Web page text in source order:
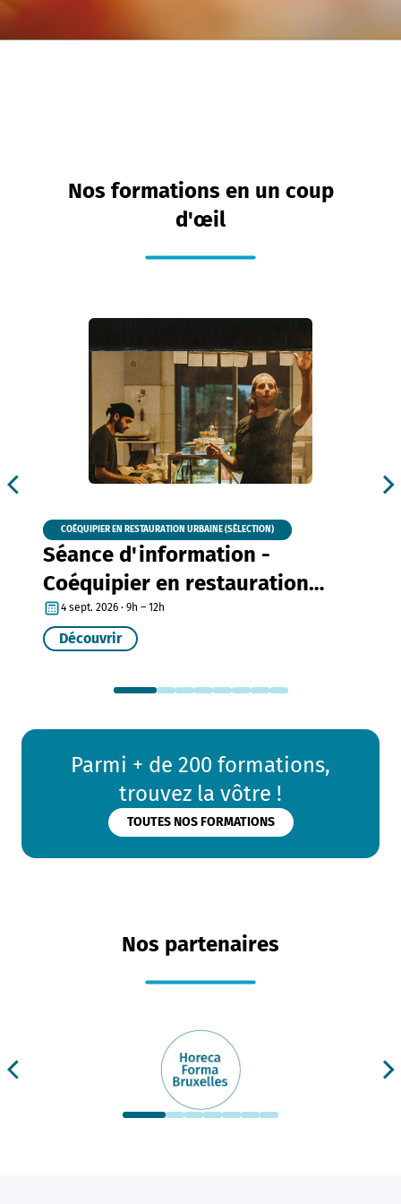
Nos formations en un coup
d'œil
COÉQUIPIER EN RESTAURATION URBAINE (SÉLECTION)
Séance d'information -
Coéquipier en restauration
urbaine
4 sept. 2026 · 9h – 12h
Découvrir
Parmi + de 200 formations,
trouvez la vôtre !
TOUTES NOS FORMATIONS
Nos partenaires